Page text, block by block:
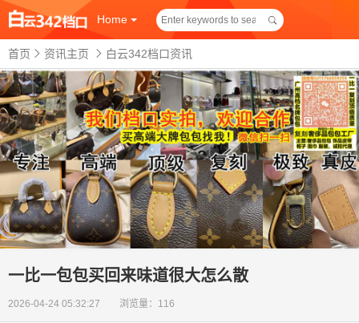
Home
首页 资讯主页 白云342档口资讯
一比一包包买回来味道很大怎么散
2026-04-24 05:32:27 浏览量：116